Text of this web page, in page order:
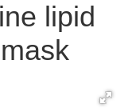
lipid